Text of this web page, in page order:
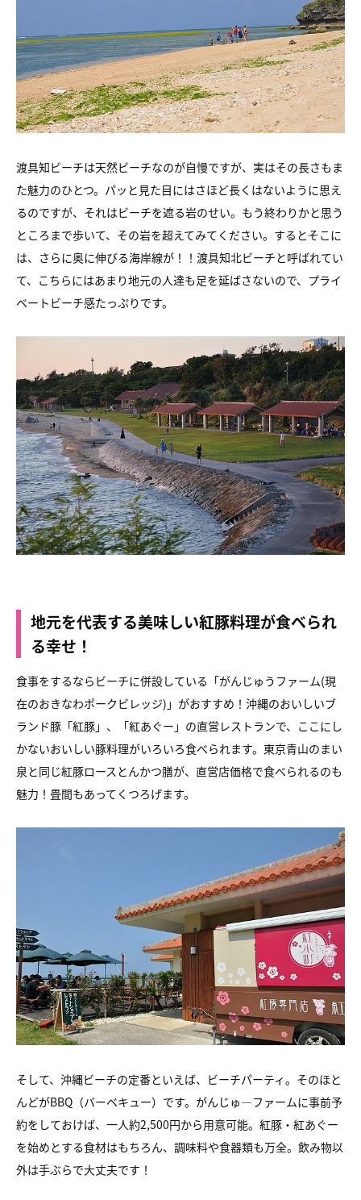
渡具知ビーチは天然ビーチなのが自慢ですが、 実はその長さもま
た魅力のひとつ。 パッと見た目にはさほど長くはないように思え
るのですが、 それはビーチを遮る岩のせい。 もう終わりかと思う
ところまで歩いて、その岩を超えてみてください。 するとそこに
は、さらに奥に伸びる海岸線が！！ 渡具知北ビーチと呼ばれてい
て、こちらにはあまり地元の人達も足を延ばさないので、プライ
ベートビーチ感たっぷりです。
地元を代表する美味しい紅豚料理が食べられ
る幸せ！
食事をするならビーチに併設している 「がんじゅうファーム(現
在のおきなわポークビレッジ)」がおすすめ！ 沖縄のおいしいブ
ランド豚「紅豚」、「紅あぐー」の直営レストランで、 ここにし
かないおいしい豚料理がいろいろ食べられます。 東京青山のまい
泉と同じ紅豚ロースとんかつ膳が、 直営店価格で食べられるのも
魅力！畳間もあってくつろげます。
そして、沖縄ビーチの定番といえば、ビーチパーティ。 そのほと
んどがBBQ（バーベキュー）です。 がんじゅ―ファームに事前予
約をしておけば、 一人約2,500円から用意可能。 紅豚・紅あぐー
を始めとする食材はもちろん、調味料や食器類も万全。 飲み物以
外は手ぶらで大丈夫です！